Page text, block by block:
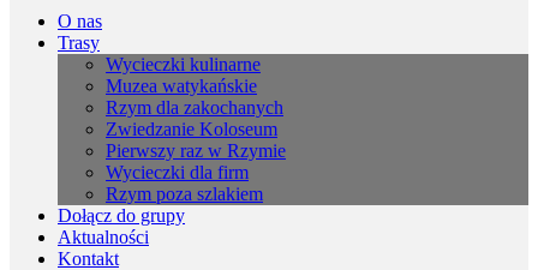
O nas
Trasy
Wycieczki kulinarne
Muzea watykańskie
Rzym dla zakochanych
Zwiedzanie Koloseum
Pierwszy raz w Rzymie
Wycieczki dla firm
Rzym poza szlakiem
Dołącz do grupy
Aktualności
Kontakt